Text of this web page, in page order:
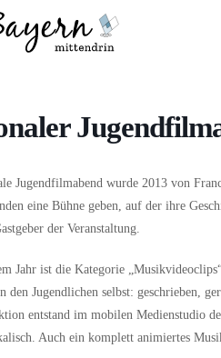
Jugendfilmabend wurde 2013 von
eine Bühne geben, auf der ihre
der Veranstaltung.
Jahr ist die Kategorie
den Jugendlichen selbst: geschrieben,
entstand im mobilen Medienstudio
Auch ein komplett animiertes